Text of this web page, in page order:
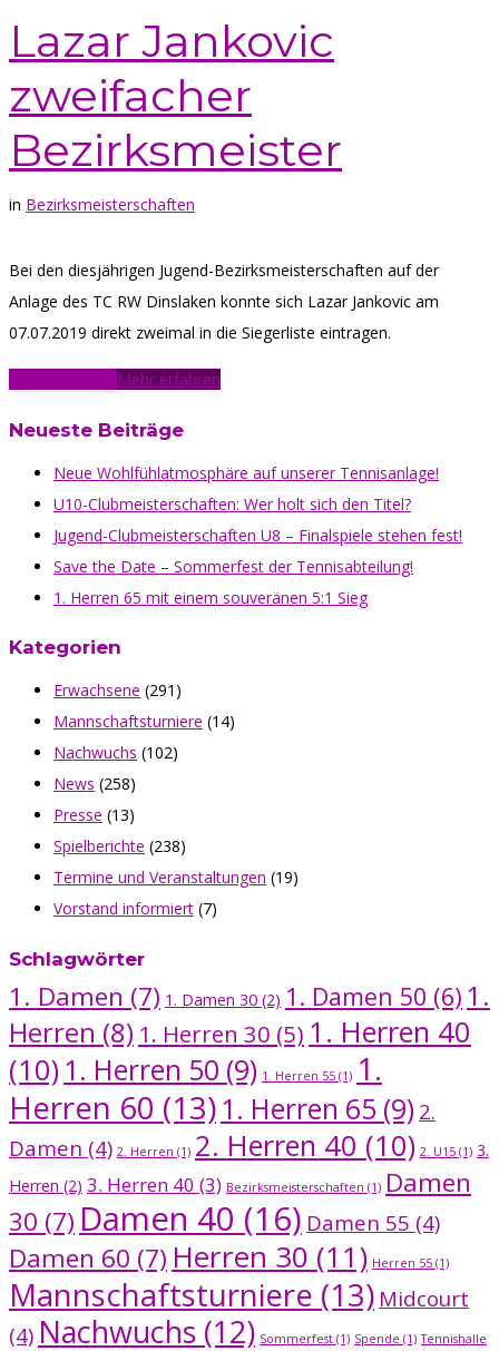
Lazar Jankovic
zweifacher
Bezirksmeister
in Bezirksmeisterschaften
Bei den diesjährigen Jugend-Bezirksmeisterschaften auf der
Anlage des TC RW Dinslaken konnte sich Lazar Jankovic am
07.07.2019 direkt zweimal in die Siegerliste eintragen.
Mehr erfahren
Neueste Beiträge
Neue Wohlfühlatmosphäre auf unserer Tennisanlage!
U10-Clubmeisterschaften: Wer holt sich den Titel?
Jugend-Clubmeisterschaften U8 – Finalspiele stehen fest!
Save the Date – Sommerfest der Tennisabteilung!
1. Herren 65 mit einem souveränen 5:1 Sieg
Kategorien
Erwachsene (291)
Mannschaftsturniere (14)
Nachwuchs (102)
News (258)
Presse (13)
Spielberichte (238)
Termine und Veranstaltungen (19)
Vorstand informiert (7)
Schlagwörter
1. Damen (7) 1. Damen 30 (2) 1. Damen 50 (6) 1.
Herren (8) 1. Herren 30 (5) 1. Herren 40
(10)1. Herren 50 (9) 1. Herren 55 (1) 1.
Herren 60 (13)1. Herren 65 (9) 2.
Damen (4) 2. Herren (1) 2. Herren 40 (10) 2. U15 (1) 3.
Herren (2) 3. Herren 40 (3) Bezirksmeisterschaften (1) Damen
30 (7) Damen 40 (16) Damen 55 (4)
Damen 60 (7) Herren 30 (11) Herren 55 (1)
Mannschaftsturniere (13) Midcourt
(4) Nachwuchs (12) Sommerfest (1) Spende (1) Tennishalle